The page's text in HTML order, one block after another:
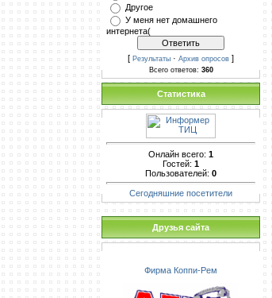
Другое
У меня нет домашнего
интернета(
[ Результаты · Архив опросов ]
Всего ответов: 360
Статистика
Онлайн всего: 1
Гостей: 1
Пользователей: 0
Сегодняшние посетители
Друзья сайта
Фирма Коппи-Рем